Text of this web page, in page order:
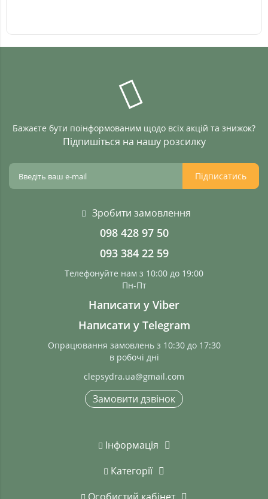
Бажаєте бути поінформованим щодо всіх акцій та знижок?
Підпишіться на нашу розсилку
Підписатись
Зробити замовлення
098 428 97 50
093 384 22 59
Телефонуйте нам з 10:00 до 19:00
Пн-Пт
Написати у Viber
Написати у Telegram
Опрацювання замовлень з 10:30 до 17:30
в робочі дні
clepsydra.ua@gmail.com
Замовити дзвінок
Інформація
Категорії